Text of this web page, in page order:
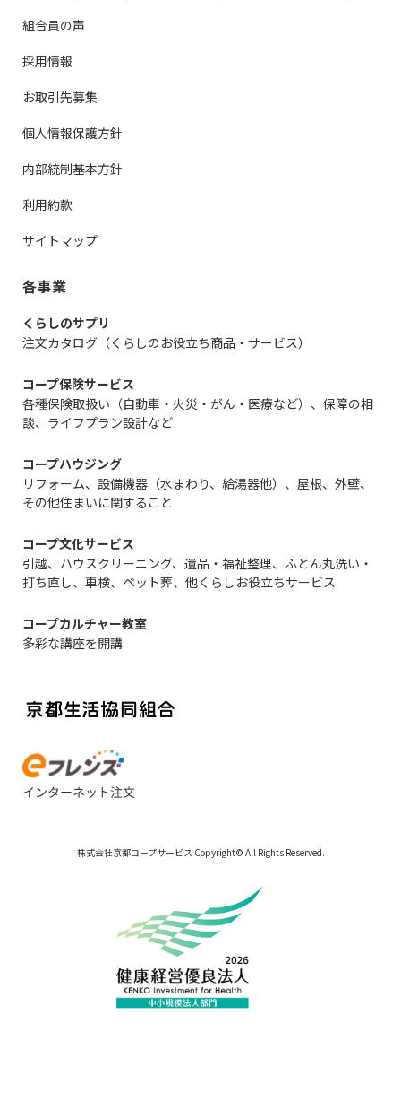
組合員の声
採用情報
お取引先募集
個人情報保護方針
内部統制基本方針
利用約款
サイトマップ
各事業
くらしのサプリ
注文カタログ（くらしのお役立ち商品・サービス）
コープ保険サービス
各種保険取扱い（自動車・火災・がん・医療など）、保障の相
談、ライフプラン設計など
コープハウジング
リフォーム、設備機器（水まわり、給湯器他）、屋根、外壁、
その他住まいに関すること
コープ文化サービス
引越、ハウスクリーニング、遺品・福祉整理、ふとん丸洗い・
打ち直し、車検、ペット葬、他くらしお役立ちサービス
コープカルチャー教室
多彩な講座を開講
株式会社京都コープサービス Copyright© All Rights Reserved.